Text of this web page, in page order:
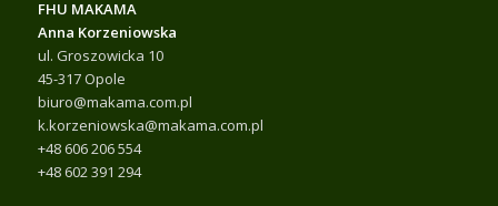
FHU MAKAMA
Anna Korzeniowska
ul. Groszowicka 10
45-317 Opole
biuro@makama.com.pl
k.korzeniowska@makama.com.pl
+48 606 206 554
+48 602 391 294